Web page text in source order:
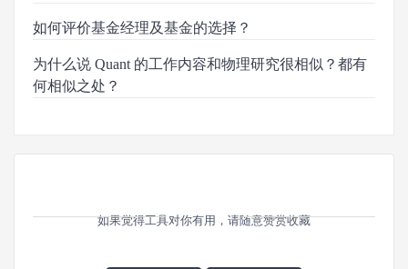
如何评价基金经理及基金的选择？
为什么说 Quant 的工作内容和物理研究很相似？都有
何相似之处？
如果觉得工具对你有用，请随意赞赏收藏